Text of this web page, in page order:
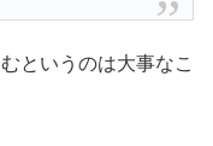
というのは大事なこ